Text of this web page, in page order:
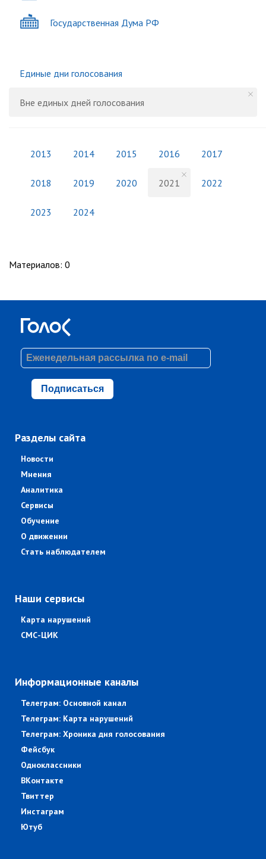
Государственная Дума РФ
Единые дни голосования
Вне единых дней голосования
2013 2014 2015 2016 2017
2018 2019 2020 2021 2022
2023 2024
Материалов: 0
Подписаться
Разделы сайта
Новости
Мнения
Аналитика
Сервисы
Обучение
О движении
Стать наблюдателем
Наши сервисы
Карта нарушений
СМС-ЦИК
Информационные каналы
Телеграм: Основной канал
Телеграм: Карта нарушений
Телеграм: Хроника дня голосования
Фейсбук
Одноклассники
ВКонтакте
Твиттер
Инстаграм
Ютуб